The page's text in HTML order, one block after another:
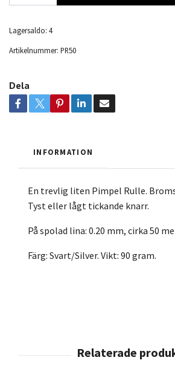
Lagersaldo: 4
Artikelnummer: PR50
Dela
INFORMATION
En trevlig liten Pimpel Rulle.
Tyst eller lågt tickande knarr.
På spolad lina: 0.20 mm, cirka 50
Färg: Svart/Silver. Vikt: 90 gram.